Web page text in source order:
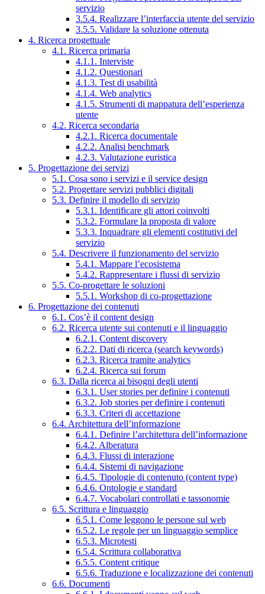
servizio
3.5.4. Realizzare l’interfaccia utente del servizio
3.5.5. Validare la soluzione ottenuta
4. Ricerca progettuale
4.1. Ricerca primaria
4.1.1. Interviste
4.1.2. Questionari
4.1.3. Test di usabilità
4.1.4. Web analytics
4.1.5. Strumenti di mappatura dell’esperienza
utente
4.2. Ricerca secondaria
4.2.1. Ricerca documentale
4.2.2. Analisi benchmark
4.2.3. Valutazione euristica
5. Progettazione dei servizi
5.1. Cosa sono i servizi e il service design
5.2. Progettare servizi pubblici digitali
5.3. Definire il modello di servizio
5.3.1. Identificare gli attori coinvolti
5.3.2. Formulare la proposta di valore
5.3.3. Inquadrare gli elementi costitutivi del
servizio
5.4. Descrivere il funzionamento del servizio
5.4.1. Mappare l’ecosistema
5.4.2. Rappresentare i flussi di servizio
5.5. Co-progettare le soluzioni
5.5.1. Workshop di co-progettazione
6. Progettazione dei contenuti
6.1. Cos’è il content design
6.2. Ricerca utente sui contenuti e il linguaggio
6.2.1. Content discovery
6.2.2. Dati di ricerca (search keywords)
6.2.3. Ricerca tramite analytics
6.2.4. Ricerca sui forum
6.3. Dalla ricerca ai bisogni degli utenti
6.3.1. User stories per definire i contenuti
6.3.2. Job stories per definire i contenuti
6.3.3. Criteri di accettazione
6.4. Architettura dell’informazione
6.4.1. Definire l’architettura dell’informazione
6.4.2. Alberatura
6.4.3. Flussi di interazione
6.4.4. Sistemi di navigazione
6.4.5. Tipologie di contenuto (content type)
6.4.6. Ontologie e standard
6.4.7. Vocabolari controllati e tassonomie
6.5. Scrittura e linguaggio
6.5.1. Come leggono le persone sul web
6.5.2. Le regole per un linguaggio semplice
6.5.3. Microtesti
6.5.4. Scrittura collaborativa
6.5.5. Content critique
6.5.6. Traduzione e localizzazione dei contenuti
6.6. Documenti